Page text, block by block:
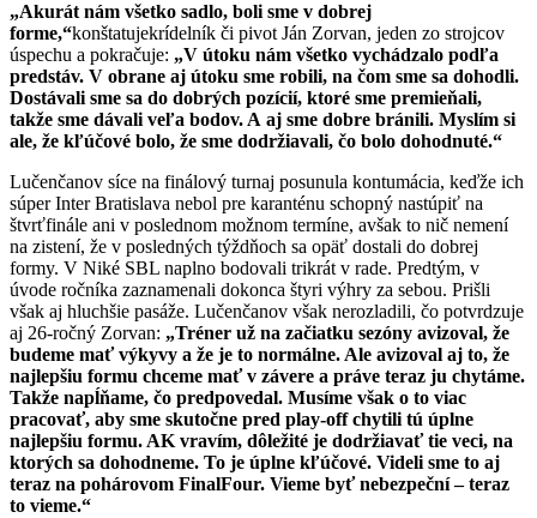
„Akurát nám všetko sadlo, boli sme v dobrej
forme,“konštatujekrídelník či pivot Ján Zorvan, jeden zo strojcov
úspechu a pokračuje: „V útoku nám všetko vychádzalo podľa
predstáv. V obrane aj útoku sme robili, na čom sme sa dohodli.
Dostávali sme sa do dobrých pozícií, ktoré sme premieňali,
takže sme dávali veľa bodov. A aj sme dobre bránili. Myslím si
ale, že kľúčové bolo, že sme dodržiavali, čo bolo dohodnuté.“
Lučenčanov síce na finálový turnaj posunula kontumácia, keďže ich
súper Inter Bratislava nebol pre karanténu schopný nastúpiť na
štvrťfinále ani v poslednom možnom termíne, avšak to nič nemení
na zistení, že v posledných týždňoch sa opäť dostali do dobrej
formy. V Niké SBL naplno bodovali trikrát v rade. Predtým, v
úvode ročníka zaznamenali dokonca štyri výhry za sebou. Prišli
však aj hluchšie pasáže. Lučenčanov však nerozladili, čo potvrdzuje
aj 26-ročný Zorvan: „Tréner už na začiatku sezóny avizoval, že
budeme mať výkyvy a že je to normálne. Ale avizoval aj to, že
najlepšiu formu chceme mať v závere a práve teraz ju chytáme.
Takže napĺňame, čo predpovedal. Musíme však o to viac
pracovať, aby sme skutočne pred play-off chytili tú úplne
najlepšiu formu. AK vravím, dôležité je dodržiavať tie veci, na
ktorých sa dohodneme. To je úplne kľúčové. Videli sme to aj
teraz na pohárovom FinalFour. Vieme byť nebezpeční – teraz
to vieme.“